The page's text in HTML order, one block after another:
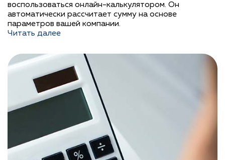
воспользоваться онлайн-калькулятором. Он
автоматически рассчитает сумму на основе
параметров вашей компании.
Читать далее